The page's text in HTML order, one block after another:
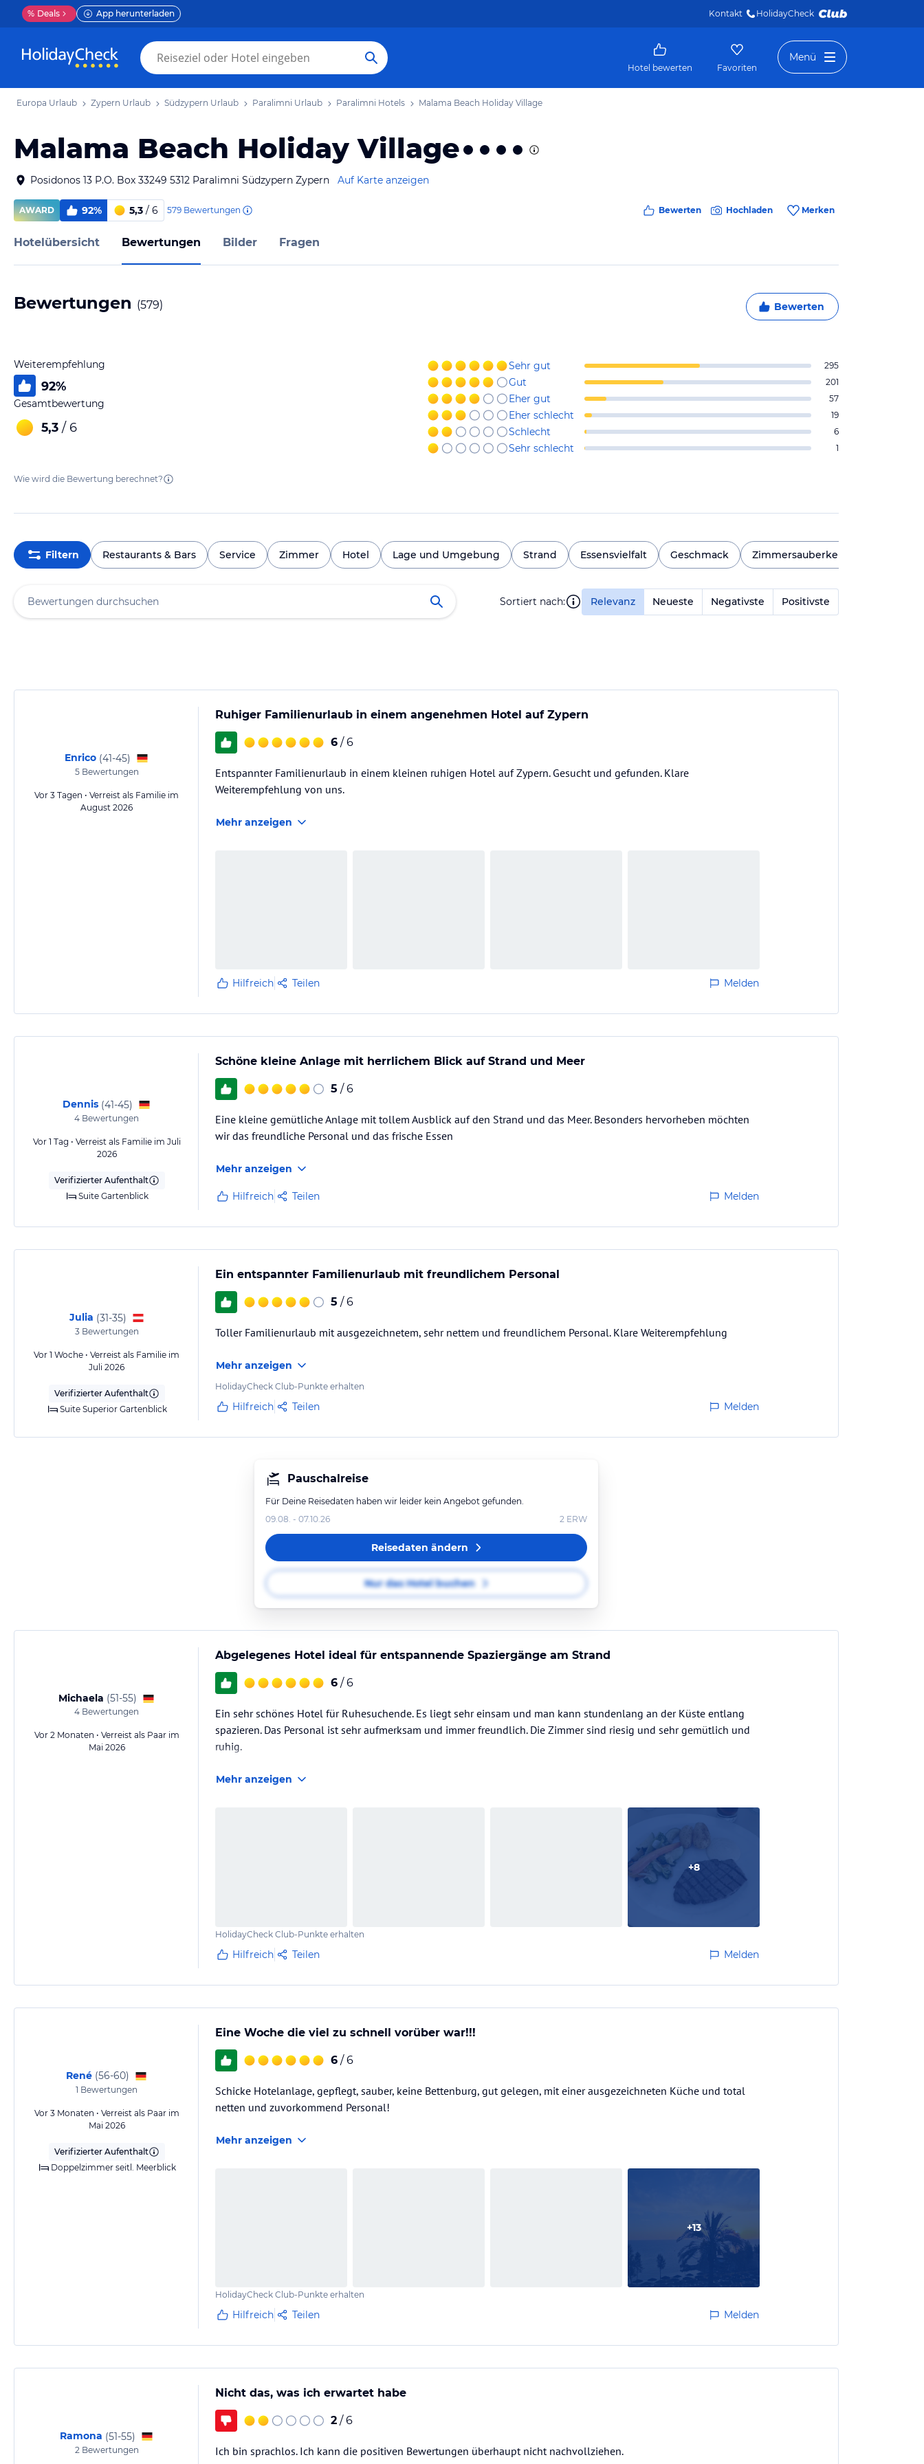
% Deals App herunterladen Kontakt HolidayCheck
Hotel bewerten Favoriten
Menü
Europa Urlaub Zypern Urlaub Südzypern Urlaub Paralimni Urlaub Paralimni Hotels Malama Beach Holiday Village
Malama Beach Holiday Village
Posidonos 13 P.O. Box 33249 5312 Paralimni Südzypern Zypern Auf Karte anzeigen
AWARD 92% 5,3 / 6 579 Bewertungen Bewerten Hochladen Merken
Hotelübersicht Bewertungen Bilder Fragen
Bewertungen (579) Bewerten
Weiterempfehlung
92%
Gesamtbewertung
5,3 / 6
Sehr gut 295
Gut 201
Eher gut 57
Eher schlecht 19
Schlecht 6
Sehr schlecht 1
Wie wird die Bewertung berechnet?
Filtern Restaurants & Bars Service Zimmer Hotel Lage und Umgebung Strand Essensvielfalt Geschmack Zimmersauberkeit
Sortiert nach: Relevanz Neueste Negativste Positivste
Enrico (41-45)
5Bewertungen
Vor 3 Tagen • Verreist als Familie im
August 2026
Ruhiger Familienurlaub in einem angenehmen Hotel auf Zypern
6 / 6
Entspannter Familienurlaub in einem kleinen ruhigen Hotel auf Zypern. Gesucht und gefunden. Klare
Weiterempfehlung von uns.
Mehr anzeigen
Hilfreich Teilen Melden
Dennis (41-45)
4 Bewertungen
Vor 1 Tag • Verreist als Familie im Juli
2026
Verifizierter Aufenthalt
Suite Gartenblick
Schöne kleine Anlage mit herrlichem Blick auf Strand und Meer
5 / 6
Eine kleine gemütliche Anlage mit tollem Ausblick auf den Strand und das Meer. Besonders hervorheben möchten
wir das freundliche Personal und das frische Essen
Mehr anzeigen
Hilfreich Teilen Melden
Julia (31-35)
3Bewertungen
Vor 1 Woche • Verreist als Familie im
Juli 2026
Verifizierter Aufenthalt
Suite Superior Gartenblick
Ein entspannter Familienurlaub mit freundlichem Personal
5 / 6
Toller Familienurlaub mit ausgezeichnetem, sehr nettem und freundlichem Personal. Klare Weiterempfehlung
Mehr anzeigen
HolidayCheck Club-Punkte erhalten
Hilfreich Teilen Melden
Pauschalreise
Für Deine Reisedaten haben wir leider kein Angebot gefunden.
09.08. - 07.10.26
2 ERW
Reisedaten ändern
Nur das Hotel buchen
Michaela (51-55)
4 Bewertungen
Vor 2 Monaten • Verreist als Paar im
Mai 2026
Abgelegenes Hotel ideal für entspannende Spaziergänge am Strand
6 / 6
Ein sehr schönes Hotel für Ruhesuchende. Es liegt sehr einsam und man kann stundenlang an der Küste entlang
spazieren. Das Personal ist sehr aufmerksam und immer freundlich. Die Zimmer sind riesig und sehr gemütlich und
ruhig.
Mehr anzeigen
+8
HolidayCheck Club-Punkte erhalten
Hilfreich Teilen Melden
René (56-60)
1 Bewertungen
Vor 3 Monaten • Verreist als Paar im
Mai 2026
Verifizierter Aufenthalt
Doppelzimmer seitl. Meerblick
Eine Woche die viel zu schnell vorüber war!!!
6 / 6
Schicke Hotelanlage, gepflegt, sauber, keine Bettenburg, gut gelegen, mit einer ausgezeichneten Küche und total
netten und zuvorkommend Personal!
Mehr anzeigen
+13
HolidayCheck Club-Punkte erhalten
Hilfreich Teilen Melden
Ramona (51-55)
2Bewertungen
Nicht das, was ich erwartet habe
2 / 6
Ich bin sprachlos. Ich kann die positiven Bewertungen überhaupt nicht nachvollziehen.